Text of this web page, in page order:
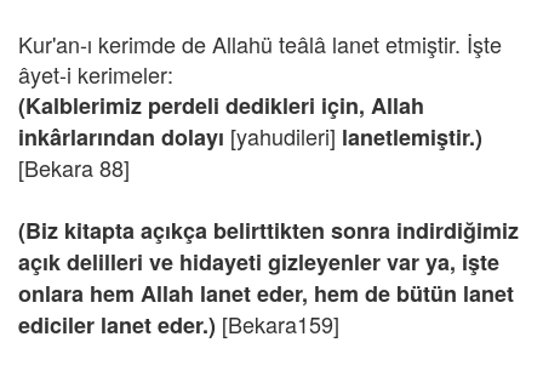
Kur'an-ı kerimde de Allahü teâlâ lanet etmiştir. İşte
âyet-i kerimeler:
(Kalblerimiz perdeli dedikleri için, Allah
inkârlarından dolayı [yahudileri] lanetlemiştir.)
[Bekara 88]
(Biz kitapta açıkça belirttikten sonra indirdiğimiz
açık delilleri ve hidayeti gizleyenler var ya, işte
onlara hem Allah lanet eder, hem de bütün lanet
ediciler lanet eder.) [Bekara159]